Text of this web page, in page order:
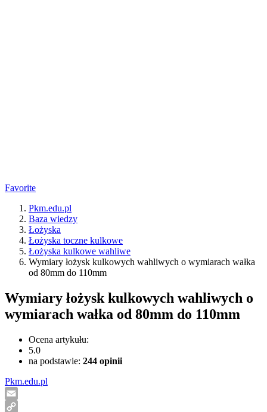
Favorite
Pkm.edu.pl
Baza wiedzy
Łożyska
Łożyska toczne kulkowe
Łożyska kulkowe wahliwe
Wymiary łożysk kulkowych wahliwych o wymiarach wałka
od 80mm do 110mm
Wymiary łożysk kulkowych wahliwych o
wymiarach wałka od 80mm do 110mm
Ocena artykułu:
5.0
na podstawie: 244 opinii
Pkm.edu.pl
Email